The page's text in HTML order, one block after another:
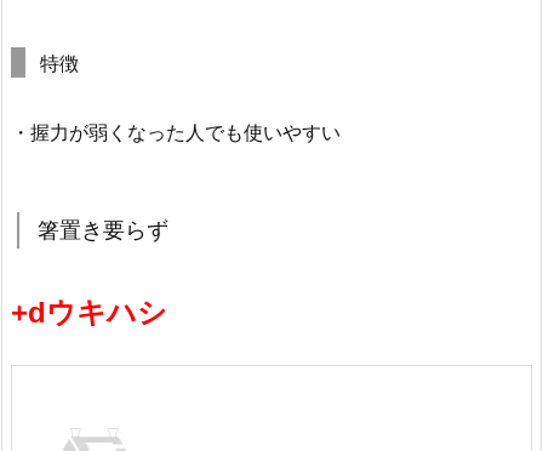
特徴
・握力が弱くなった人でも使いやすい
箸置き要らず
+dウキハシ